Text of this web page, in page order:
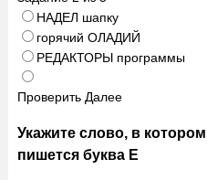
НАДЕЛ шапку
горячий ОЛАДИЙ
РЕДАКТОРЫ программы
Проверить Далее
Укажите слово, в
пишется буква Е